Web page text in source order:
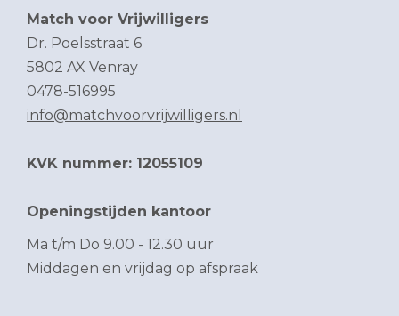
Match voor Vrijwilligers
Dr. Poelsstraat 6
5802 AX Venray
0478-516995
info@matchvoorvrijwilligers.nl
KVK nummer: 12055109
Openingstijden kantoor
Ma t/m Do 9.00 - 12.30 uur
Middagen en vrijdag op afspraak